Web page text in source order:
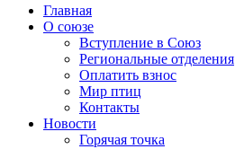
Главная
О союзе
Вступление в Союз
Региональные отделения
Оплатить взнос
Мир птиц
Контакты
Новости
Горячая точка